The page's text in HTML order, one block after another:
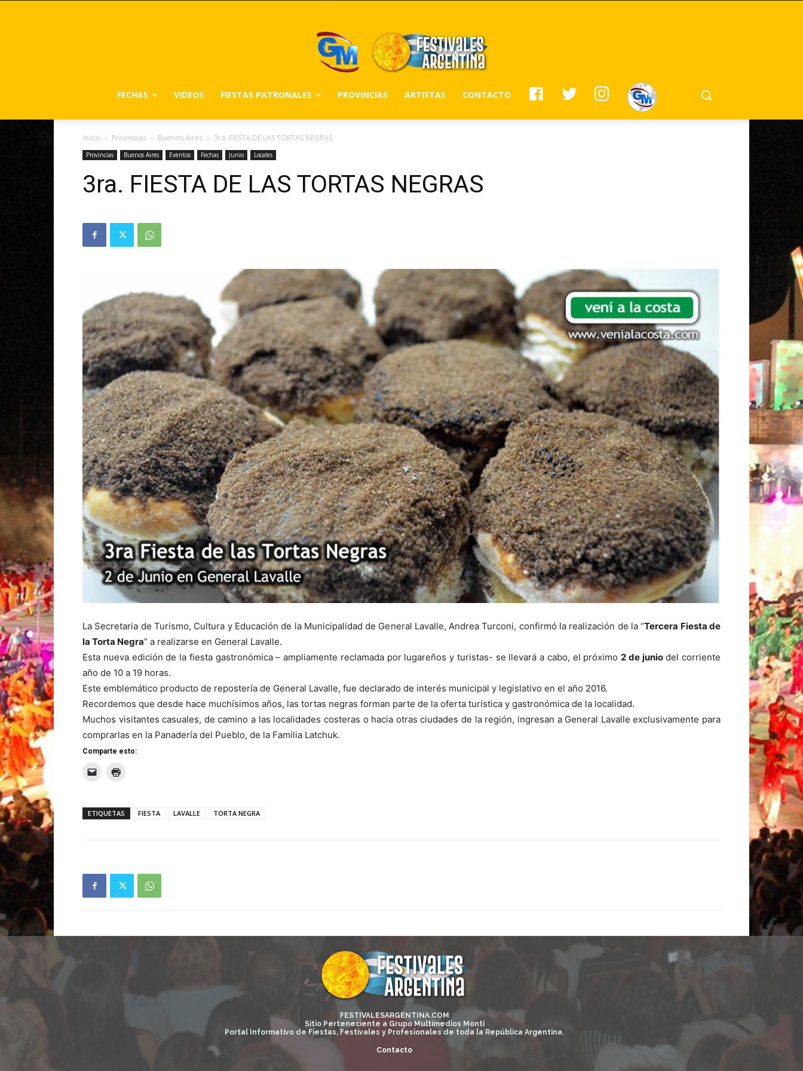
FECHAS VIDEOS FIESTAS PATRONALES PROVINCIAS ARTISTAS CONTACTO
A W
R
I
N
A
M
G
M
Inicio Provincias Buenos Aires 3ra. FIESTA DE LAS TORTAS NEGRAS
Provincias Buenos Aires Eventos Fechas Junio Locales
3ra. FIESTA DE LAS TORTAS NEGRAS
La Secretaria de Turismo, Cultura y Educación de la Municipalidad de General Lavalle, Andrea Turconi, confirmó la realización de la “Tercera Fiesta de
la Torta Negra” a realizarse en General Lavalle.
Esta nueva edición de la fiesta gastronómica – ampliamente reclamada por lugareños y turistas- se llevará a cabo, el próximo 2 de juniodel corriente
año de 10 a 19 horas.
Este emblemático producto de repostería de General Lavalle, fue declarado de interés municipal y legislativo en el año 2016.
Recordemos que desde hace muchísimos años, las tortas negras forman parte de la oferta turística y gastronómica de la localidad.
Muchos visitantes casuales, de camino a las localidades costeras o hacia otras ciudades de la región, ingresan a General Lavalle exclusivamente para
comprarlas en la Panadería del Pueblo, de la Familia Latchuk.
Comparte esto:
ETIQUETAS FIESTA LAVALLE TORTA NEGRA
FESTIVALESARGENTINA.COM
Sitio Perteneciente a Grupo Multimedios Monti
Portal Informativo de Fiestas, Festivales y Profesionales de toda la República Argentina.
Contacto